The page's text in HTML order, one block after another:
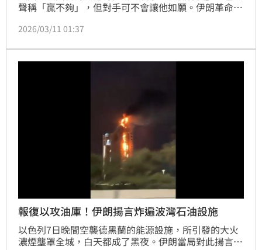
聲稱「贏不夠」，但對手可不會讓他如願。伊朗革命衛
能夠激戰至少六個月，「伊朗將決定戰爭何時結束」。
攻勢沒有消停跡象，仍持續用飛彈轟炸以色列與波斯灣
地區的美軍基地。
2026/03/11 01:37
報復以攻油庫！伊朗揚言炸遍波灣石油設施
以色列7日晚間空襲德黑蘭的能源設施，所引發的大火
濃煙壟罩全城，白天都成了黑夜。伊朗當局對此揚言，